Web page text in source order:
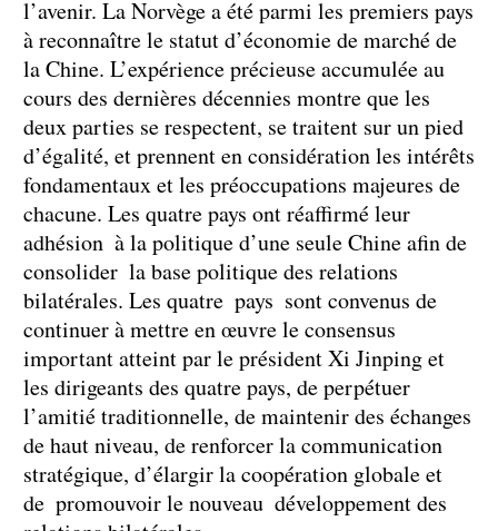
l’avenir. La Norvège a été parmi les premiers pays
à reconnaître le statut d’économie de marché de
la Chine. L’expérience précieuse accumulée au
cours des dernières décennies montre que les
deux parties se respectent, se traitent sur un pied
d’égalité, et prennent en considération les intérêts
fondamentaux et les préoccupations majeures de
chacune. Les quatre pays ont réaffirmé leur
adhésion à la politique d’une seule Chine afin de
consolider la base politique des relations
bilatérales. Les quatre pays sont convenus de
continuer à mettre en œuvre le consensus
important atteint par le président Xi Jinping et
les dirigeants des quatre pays, de perpétuer
l’amitié traditionnelle, de maintenir des échanges
de haut niveau, de renforcer la communication
stratégique, d’élargir la coopération globale et
de promouvoir le nouveau développement des